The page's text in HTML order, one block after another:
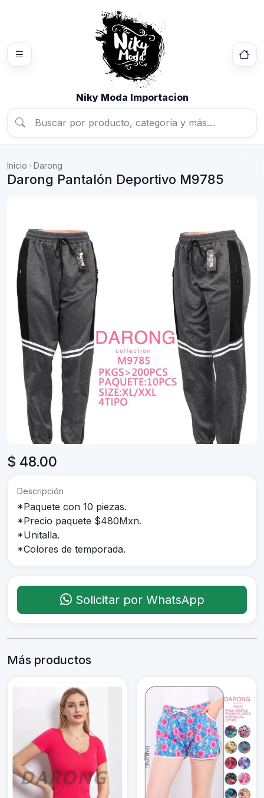
Niky Moda Importacion
Inicio · Darong
Darong Pantalón Deportivo M9785
$ 48.00
Descripción
*Paquete con 10 piezas.
*Precio paquete $480Mxn.
*Unitalla.
*Colores de temporada.
Solicitar por WhatsApp
Más productos